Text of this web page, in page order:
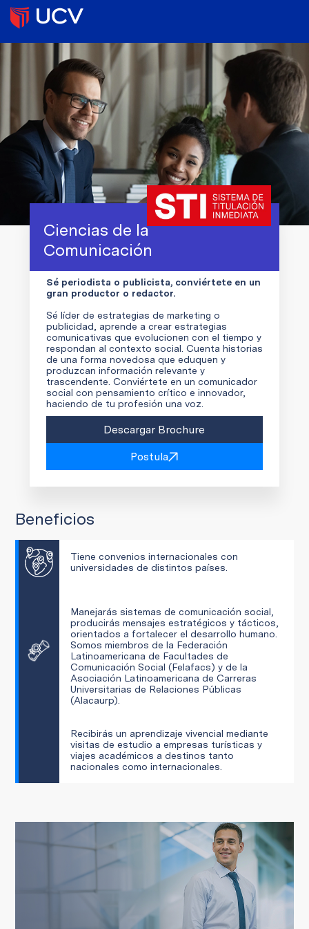
Ciencias de la
Comunicación
Sé periodista o publicista, conviértete en un
gran productor o redactor.
Sé líder de estrategias de marketing o
publicidad, aprende a crear estrategias
comunicativas que evolucionen con el tiempo y
respondan al contexto social. Cuenta historias
de una forma novedosa que eduquen y
produzcan información relevante y
trascendente. Conviértete en un comunicador
social con pensamiento crítico e innovador,
haciendo de tu profesión una voz.
Descargar Brochure
Postula
Beneficios
Tiene convenios internacionales con
universidades de distintos países.
Manejarás sistemas de comunicación social,
producirás mensajes estratégicos y tácticos,
orientados a fortalecer el desarrollo humano.
Somos miembros de la Federación
Latinoamericana de Facultades de
Comunicación Social (Felafacs) y de la
Asociación Latinoamericana de Carreras
Universitarias de Relaciones Públicas
(Alacaurp).
Recibirás un aprendizaje vivencial mediante
visitas de estudio a empresas turísticas y
viajes académicos a destinos tanto
nacionales como internacionales.